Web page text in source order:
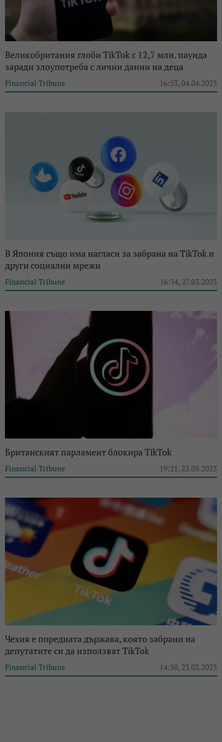
Великобритания глоби TikTok с 12,7 млн. паунда
заради злоупотреба с лични данни на деца
Financial Tribune 16:53, 04.04.2023
В Япония също има нагласи за забрана на TikTok и
други социални мрежи
Financial Tribune 16:34, 27.03.2023
Британският парламент блокира TikTok
Financial Tribune 19:21, 23.03.2023
Чехия е поредната държава, която забрани на
депутатите си да използват TikTok
Financial Tribune 14:30, 23.03.2023